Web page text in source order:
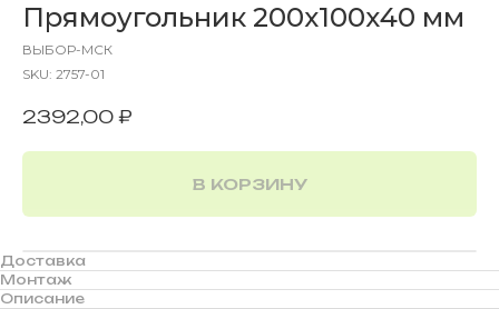
Прямоугольник 200х100х40 мм
ВЫБОР-МСК
SKU: 2757-01
2392,00 ₽
В КОРЗИНУ
Доставка
Монтаж
Описание